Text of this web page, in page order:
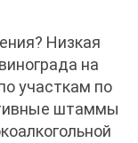
Низкая
на
участкам по
штаммы